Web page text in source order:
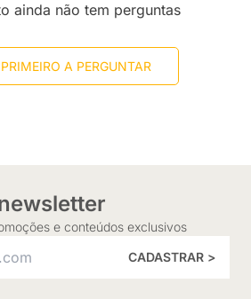
ainda não tem perguntas
A PERGUNTAR
e conteúdos exclusivos
CADASTRAR >